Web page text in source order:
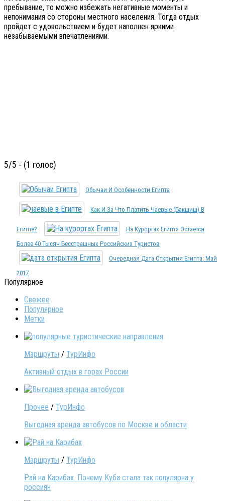
пребывание, то можно избежать негативные моменты и
непонимания со стороны местного населения. Тогда отдых
пройдет с удовольствием и будет наполнен яркими
незабываемыми впечатлениями.
5/5 - (1 голос)
Обычаи И Особенности Египта
Как И За Что Платить Чаевые (бакшиш) В
Египте?
На Курортах Египта Остается
Более 40 Тысяч Бесстрашных Российских Туристов
Очередная Дата Открытия Египта: Май
2017
Популярное
Свежее
Популярное
Метки
Маршруты / ТурИнфо
Активный отдых в горах России
Прочее / ТурИнфо
Выгодная аренда автобусов по Москве и области
Маршруты / ТурИнфо
Рай на Карибах. Почему Куба стала так популярна у
россиян